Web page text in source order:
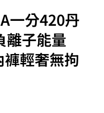
一分420丹
離子能量
輕奢無拘